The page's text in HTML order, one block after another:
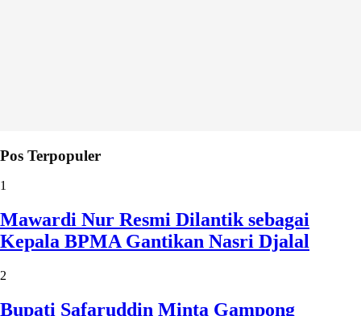
Pos Terpopuler
1
Mawardi Nur Resmi Dilantik sebagai
Kepala BPMA Gantikan Nasri Djalal
2
Bupati Safaruddin Minta Gampong